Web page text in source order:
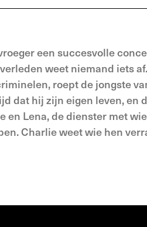
een succesvolle
weet niemand iets
roept de jongste
dat hij zijn eigen leven, en
en Lena, de dienster met
Charlie weet wie hen